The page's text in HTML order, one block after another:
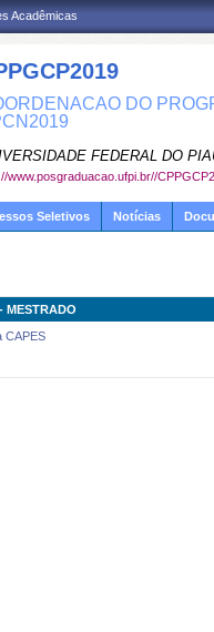
Acadêmicas
DO
FEDERAL DO
www.posgraduacao.ufpi.br//
Seletivos Notícias
MESTRADO
CAPES